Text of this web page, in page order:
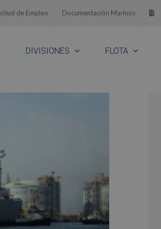
de Empleo Documentación Marinos
DIVISIONES FLOTA